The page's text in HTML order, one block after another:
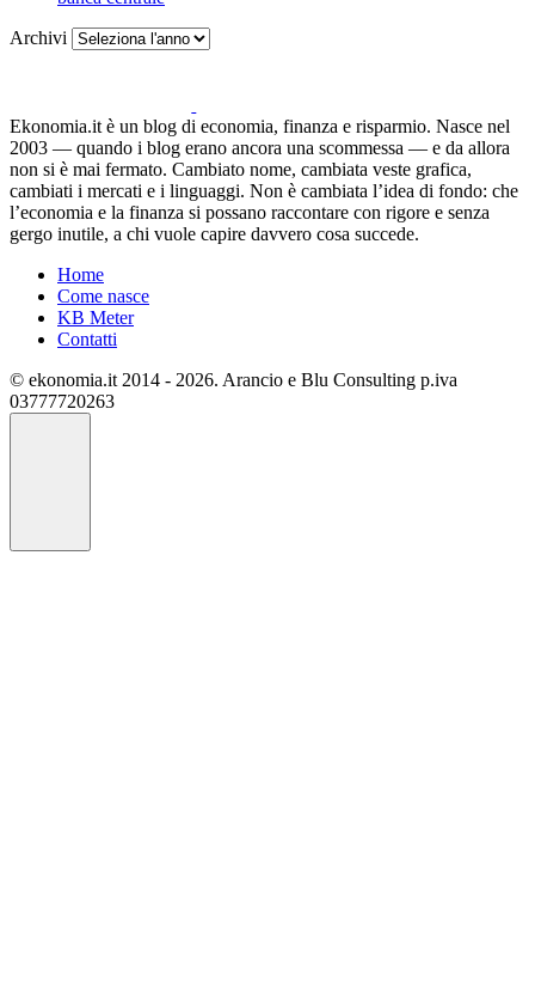
Archivi
Ekonomia.it è un blog di economia, finanza e risparmio. Nasce nel
2003 — quando i blog erano ancora una scommessa — e da allora
non si è mai fermato. Cambiato nome, cambiata veste grafica,
cambiati i mercati e i linguaggi. Non è cambiata l’idea di fondo: che
l’economia e la finanza si possano raccontare con rigore e senza
gergo inutile, a chi vuole capire davvero cosa succede.
Home
Come nasce
KB Meter
Contatti
© ekonomia.it 2014 - 2026. Arancio e Blu Consulting p.iva
03777720263